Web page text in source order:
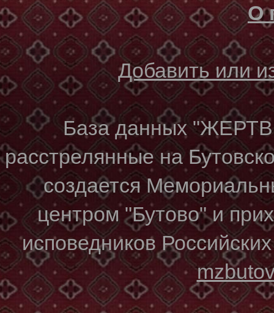
О
Добавить или
База данных
расстрелянные на
создается
центром "Бутово" и
исповедников